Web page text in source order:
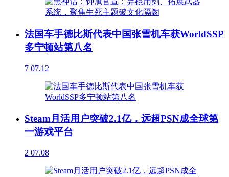
法国车手德比斯代表中国张雪机车获WorldSSP
多宁顿站第八名
7 07.12
Steam月活用户突破2.1亿，远超PSN成全球第
一游戏平台
2 07.08